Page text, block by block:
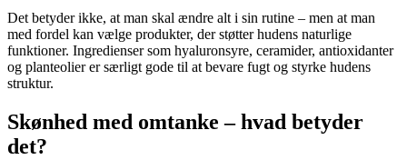
Det betyder ikke, at man skal ændre alt i sin rutine – men at man
med fordel kan vælge produkter, der støtter hudens naturlige
funktioner. Ingredienser som hyaluronsyre, ceramider, antioxidanter
og planteolier er særligt gode til at bevare fugt og styrke hudens
struktur.
Skønhed med omtanke – hvad betyder
det?